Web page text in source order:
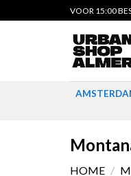
to
VOOR 15:00
HOME /